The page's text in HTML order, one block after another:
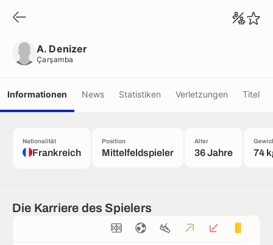
A. Denizer
Çarşamba
Informationen News Statistiken Verletzungen Titel
Nationalität
Frankreich
Position
Mittelfeldspieler
Alter
36 Jahre 74
Die Karriere des Spielers